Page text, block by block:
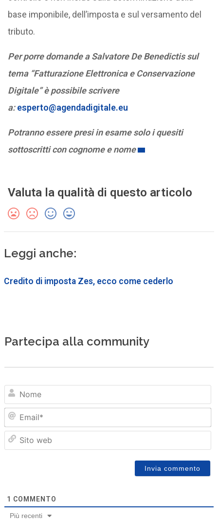
base imponibile, dell’imposta e sul versamento del
tributo.
Per porre domande a Salvatore De Benedictis sul
tema “Fatturazione Elettronica e Conservazione
Digitale” è possibile scrivere
a:esperto@agendadigitale.eu
Potranno essere presi in esame solo i quesiti
sottoscritti con cognome e nome
Valuta la qualità di questo articolo
Leggi anche:
Credito di imposta Zes, ecco come cederlo
Partecipa alla community
1 COMMENTO
Più recenti